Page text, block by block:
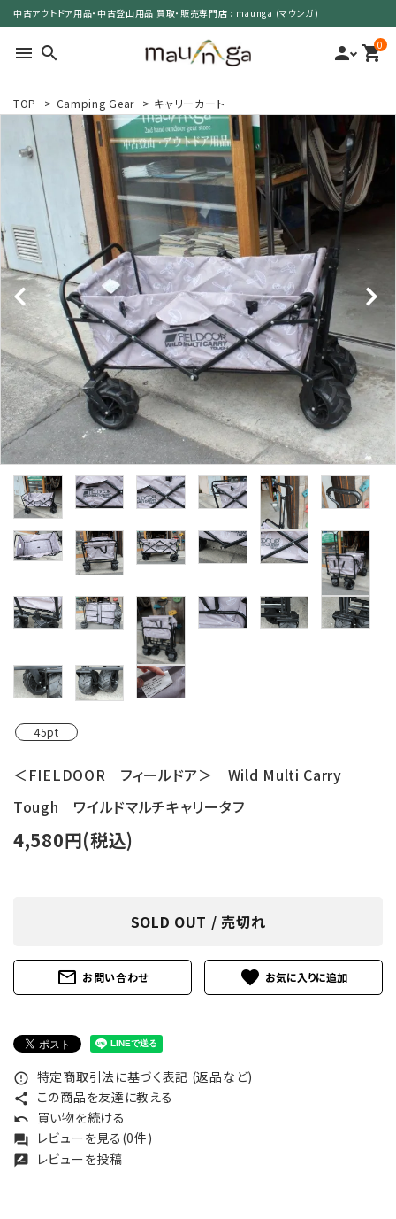
中古アウトドア用品・中古登山用品 買取・販売専門店 : maunga (マウンガ)
menu search person 0
shopping_cart
search
カテゴリーで選ぶ
サイズで選ぶ
特集で選ぶ
価格で選ぶ
買取案内
レンタル・修理
店舗情報
POLICY
INFORMATION
ようこそ ゲスト 様
person 新規会員登録
TOP > Camping Gear > キャリーカート
45pt
＜FIELDOOR フィールドア＞ Wild Multi Carry
Tough ワイルドマルチキャリータフ
4,580円(税込)
SOLD OUT / 売切れ
mail_outline お問い合わせ favorite
error_outline 特定商取引法に基づく表記 (返品など)
share この商品を友達に教える
undo 買い物を続ける
forum レビューを見る(0件)
rate_review レビューを投稿